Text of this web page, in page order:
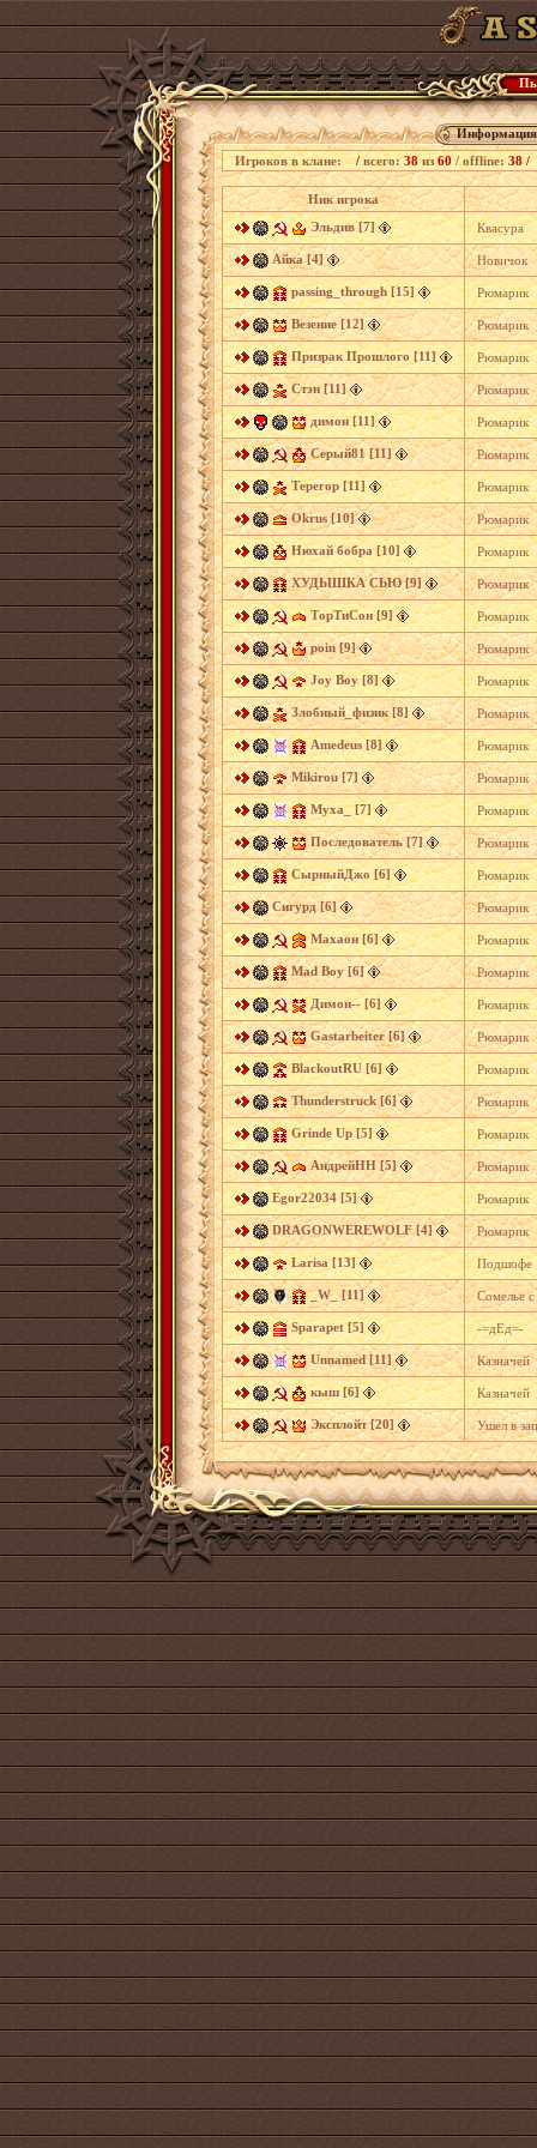
Информация
Игроков в клане:
/всего:38из60/offline:38 /
Ник игрока
Эльдив [7]
Квасура
Айка [4] Новичок
passing_through [15] Рюмарик
Везение [12] Рюмарик
Призрак Прошлого [11] Рюмарик
Стэн [11] Рюмарик
димон [11] Рюмарик
Серый81 [11] Рюмарик
Терегор [11] Рюмарик
Okrus [10] Рюмарик
Нюхай бобра [10] Рюмарик
ХУДЫШКА СЬЮ [9] Рюмарик
ТорТиСон [9] Рюмарик
poin [9] Рюмарик
Joy Boy [8] Рюмарик
Злобный_физик [8] Рюмарик
Amedeus [8] Рюмарик
Mikirou [7] Рюмарик
Муха_ [7] Рюмарик
Последователь [7] Рюмарик
СырныйДжо [6] Рюмарик
Сигурд [6] Рюмарик
Махаон [6] Рюмарик
Mad Boy [6] Рюмарик
Димон-- [6] Рюмарик
Gastarbeiter [6] Рюмарик
BlackoutRU [6] Рюмарик
Thunderstruck [6] Рюмарик
Grinde Up [5] Рюмарик
АндрейНН [5] Рюмарик
Egor22034 [5] Рюмарик
DRAGONWEREWOLF [4] Рюмарик
Larisa [13] Подшофе
_W_ [11] Cомелье
Sparapet [5] -=дЕд=-
Unnamed [11] Казначей
кыш [6] Казначей
Эксплойт [20] Ушел в